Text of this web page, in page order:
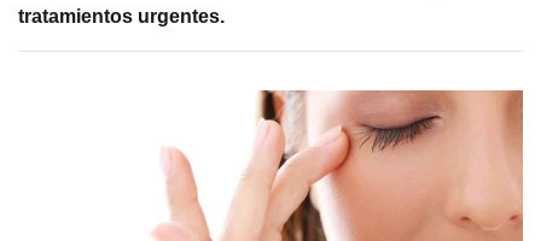
tratamientos urgentes.